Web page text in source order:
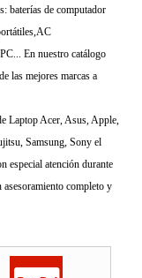
baterías de computador
En nuestro catálogo
las mejores marcas a
Laptop Acer, Asus, Apple,
Samsung, Sony el
especial atención durante
asesoramiento completo y